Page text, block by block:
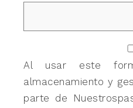
Al usar este
almacenamiento y
parte de